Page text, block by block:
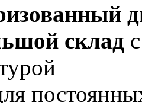
склад